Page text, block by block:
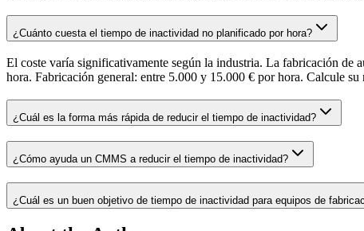
¿Cuánto cuesta el tiempo de inactividad no planificado por hora?
El coste varía significativamente según la industria. La fabricación de
hora. Fabricación general: entre 5.000 y 15.000 € por hora. Calcule
¿Cuál es la forma más rápida de reducir el tiempo de inactividad?
¿Cómo ayuda un CMMS a reducir el tiempo de inactividad?
¿Cuál es un buen objetivo de tiempo de inactividad para equipos de